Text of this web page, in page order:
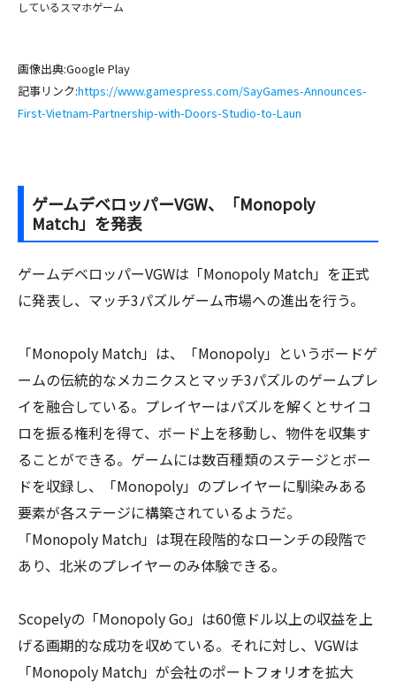
しているスマホゲーム
画像出典:Google Play
記事リンク:https://www.gamespress.com/SayGames-Announces-
First-Vietnam-Partnership-with-Doors-Studio-to-Laun
ゲームデベロッパーVGW、「Monopoly
Match」を発表
ゲームデベロッパーVGWは「Monopoly Match」を正式
に発表し、マッチ3パズルゲーム市場への進出を行う。
「Monopoly Match」は、「Monopoly」というボードゲ
ームの伝統的なメカニクスとマッチ3パズルのゲームプレ
イを融合している。プレイヤーはパズルを解くとサイコ
ロを振る権利を得て、ボード上を移動し、物件を収集す
ることができる。ゲームには数百種類のステージとボー
ドを収録し、「Monopoly」のプレイヤーに馴染みある
要素が各ステージに構築されているようだ。
「Monopoly Match」は現在段階的なローンチの段階で
あり、北米のプレイヤーのみ体験できる。
Scopelyの「Monopoly Go」は60億ドル以上の収益を上
げる画期的な成功を収めている。それに対し、VGWは
「Monopoly Match」が会社のポートフォリオを拡大